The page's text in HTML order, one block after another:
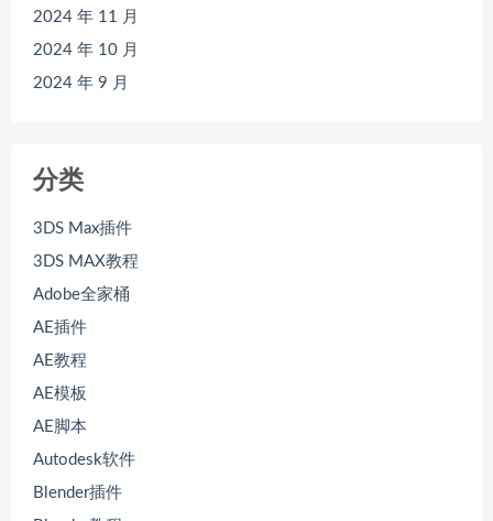
2024 年 11 月
2024 年 10 月
2024 年 9 月
分类
3DS Max插件
3DS MAX教程
Adobe全家桶
AE插件
AE教程
AE模板
AE脚本
Autodesk软件
Blender插件